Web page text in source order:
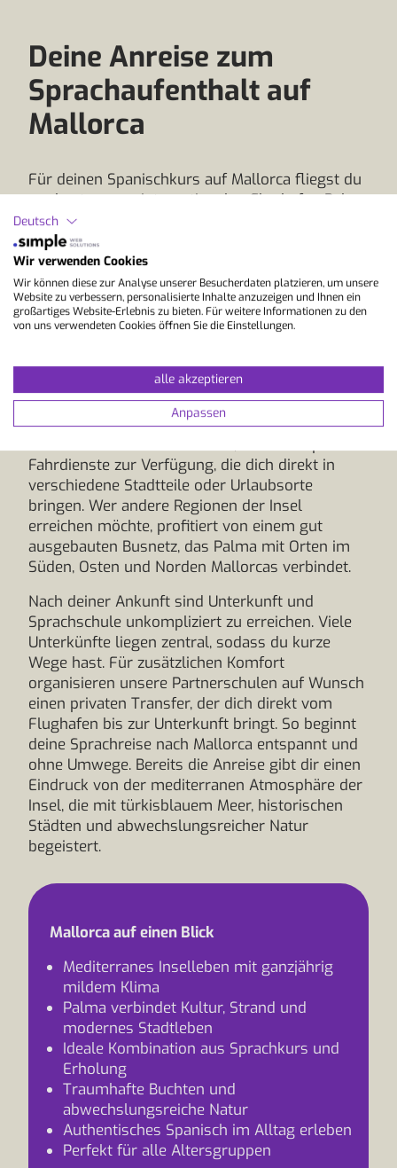
Deine Anreise zum
Sprachaufenthalt auf
Mallorca
Für deinen Spanischkurs auf Mallorca fliegst du
am besten zum internationalen Flughafen Palma
de Mallorca. Er ist einer der größten Flughäfen
Spaniens und wird von zahlreichen
Fluggesellschaften regelmäßig angeflogen.
Geeignete Verbindungen bestehen unter
anderem ab Frankfurt am Main, München, Berlin
und anderen deutschen Flughäfen. Zusätzlich
Barajas oder Barcelona El Prat, die je nach
Saison durch weitere Optionen ergänzt werden.
Vom Flughafen gelangst du in etwa 20 Minuten
mit dem Shuttlebus ins Zentrum von Palma.
Fahrdienste zur Verfügung, die dich direkt in
verschiedene Stadtteile oder Urlaubsorte
bringen. Wer andere Regionen der Insel
erreichen möchte, profitiert von einem gut
ausgebauten Busnetz, das Palma mit Orten im
Süden, Osten und Norden Mallorcas verbindet.
Nach deiner Ankunft sind Unterkunft und
Sprachschule unkompliziert zu erreichen. Viele
Unterkünfte liegen zentral, sodass du kurze
Wege hast. Für zusätzlichen Komfort
organisieren unsere Partnerschulen auf Wunsch
einen privaten Transfer, der dich direkt vom
Flughafen bis zur Unterkunft bringt. So beginnt
deine Sprachreise nach Mallorca entspannt und
ohne Umwege. Bereits die Anreise gibt dir einen
Eindruck von der mediterranen Atmosphäre der
Insel, die mit türkisblauem Meer, historischen
Städten und abwechslungsreicher Natur
begeistert.
Mallorca auf einen Blick
Mediterranes Inselleben mit ganzjährig
mildem Klima
Palma verbindet Kultur, Strand und
modernes Stadtleben
Ideale Kombination aus Sprachkurs und
Erholung
Traumhafte Buchten und
abwechslungsreiche Natur
Authentisches Spanisch im Alltag erleben
Perfekt für alle Altersgruppen
Deutsch
Wir verwenden Cookies
Wir können diese zur Analyse unserer Besucherdaten platzieren, um unsere
Website zu verbessern, personalisierte Inhalte anzuzeigen und Ihnen ein
großartiges Website-Erlebnis zu bieten. Für weitere Informationen zu den
von uns verwendeten Cookies öffnen Sie die Einstellungen.
alle akzeptieren
Anpassen